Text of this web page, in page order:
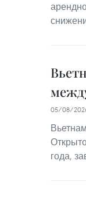
05/08/
года,